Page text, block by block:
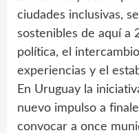
ciudades inclusivas,
sostenibles de aquí a
política, el
experiencias y el
En Uruguay la
nuevo impulso a
convocar a once